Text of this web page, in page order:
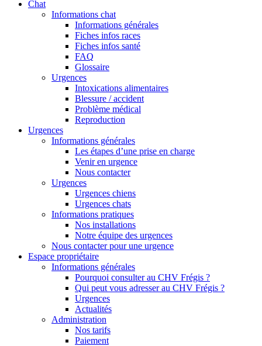
Chat
Informations chat
Informations générales
Fiches infos races
Fiches infos santé
FAQ
Glossaire
Urgences
Intoxications alimentaires
Blessure / accident
Problème médical
Reproduction
Urgences
Informations générales
Les étapes d’une prise en charge
Venir en urgence
Nous contacter
Urgences
Urgences chiens
Urgences chats
Informations pratiques
Nos installations
Notre équipe des urgences
Nous contacter pour une urgence
Espace propriétaire
Informations générales
Pourquoi consulter au CHV Frégis ?
Qui peut vous adresser au CHV Frégis ?
Urgences
Actualités
Administration
Nos tarifs
Paiement